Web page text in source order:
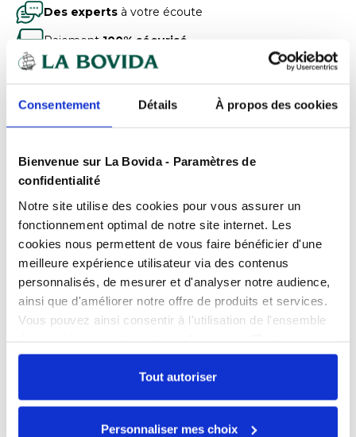
Consentement Détails À propos des cookies
Bienvenue sur La Bovida - Paramètres de
confidentialité
Notre site utilise des cookies pour vous assurer un
fonctionnement optimal de notre site internet. Les
cookies nous permettent de vous faire bénéficier d'une
meilleure expérience utilisateur via des contenus
personnalisés, de mesurer et d'analyser notre audience,
ainsi que d'améliorer notre offre de produits et services.
Vous pouvez ainsi consentir à l'utilisation de l'ensemble
autoriser". Cependant, si vous ne souhaitez autoriser que
certains types de cookies, veuillez cliquer sur
"Personnaliser mes choix".
Tout autoriser
Personnaliser mes choix
Des experts à votre écoute
Paiement 100% sécurisé
Devisgratuits
Produits complémentaires
Rôtissoire 24 volailles
Référence : 0109019828
Livraison sous 3
Prix public affiché
8 303,00 € HT
Documents téléchargeables
FPP_0109410217.PDF
Échangez par écrit
Nos experts sont disponibles par écrit pour